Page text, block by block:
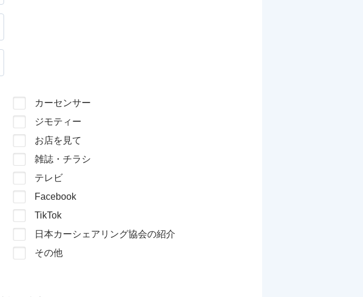
カーセンサー
ジモティー
お店を見て
雑誌・チラシ
テレビ
Facebook
TikTok
日本カーシェアリング協会の紹介
その他